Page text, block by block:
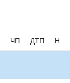
ЧП ДТП